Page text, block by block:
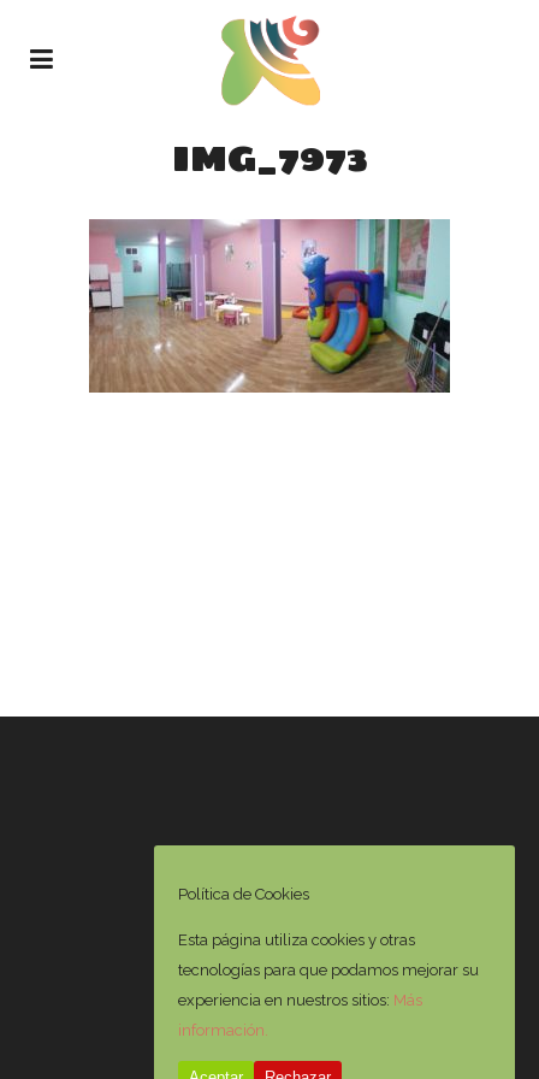
IMG_7973
Política de Cookies
Esta página utiliza cookies y otras
tecnologías para que podamos mejorar su
experiencia en nuestros sitios: Más
información.